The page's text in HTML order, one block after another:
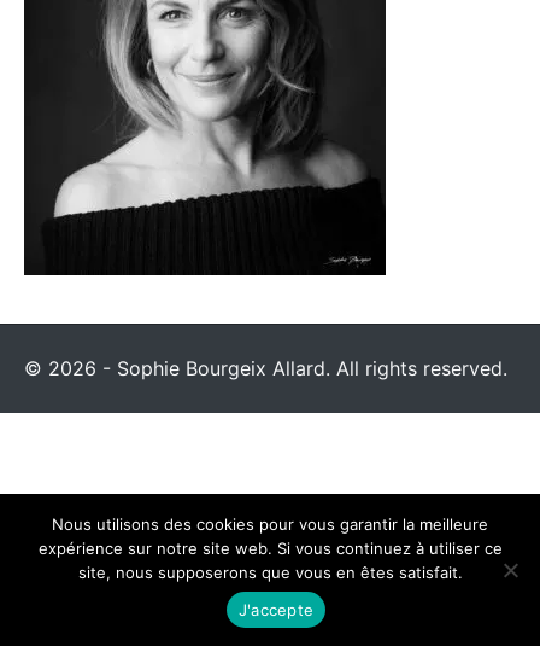
© 2026 - Sophie Bourgeix Allard. All rights reserved.
Nous utilisons des cookies pour vous garantir la meilleure
expérience sur notre site web. Si vous continuez à utiliser ce
site, nous supposerons que vous en êtes satisfait.
J'accepte